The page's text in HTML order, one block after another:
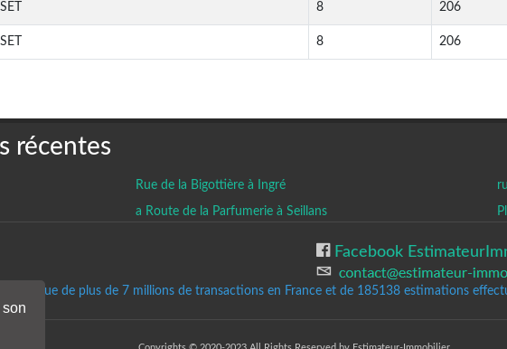
8 206
8 206
récentes
Rue de la Bigottière à Ingré
a Route de la Parfumerie à Seillans
Facebook
historique de plus de 7 millions de transactions en France et de 185138estimations